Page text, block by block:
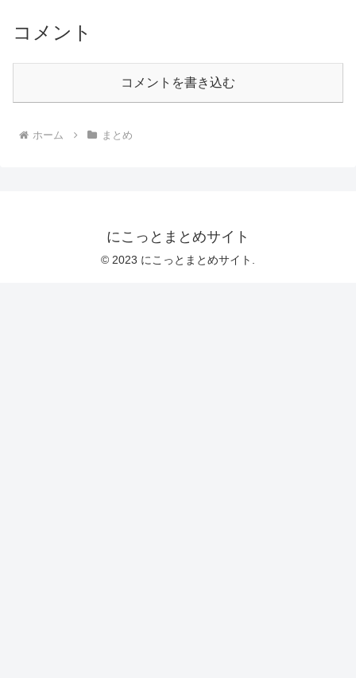
コメント
コメントを書き込む
ホーム まとめ
にこっとまとめサイト
© 2023 にこっとまとめサイト.